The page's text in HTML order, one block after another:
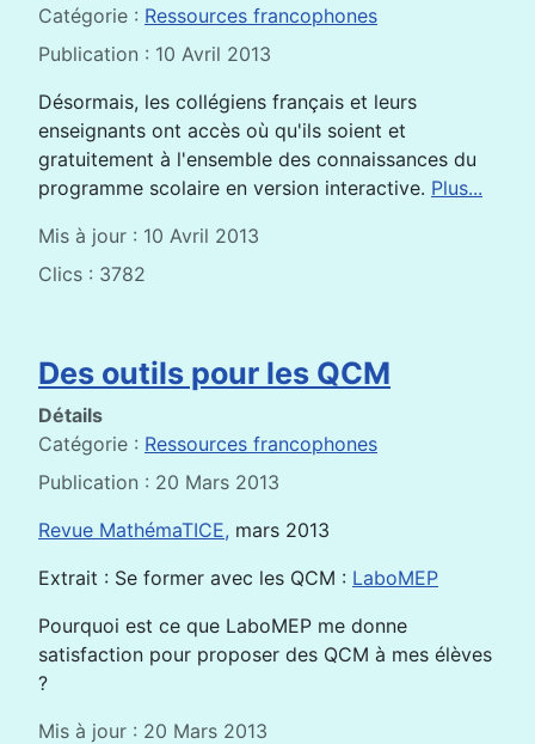
Catégorie : Ressources francophones
Publication : 10 Avril 2013
Désormais, les collégiens français et leurs
enseignants ont accès où qu'ils soient et
gratuitement à l'ensemble des connaissances du
programme scolaire en version interactive. Plus...
Mis à jour : 10 Avril 2013
Clics : 3782
Des outils pour les QCM
Détails
Catégorie : Ressources francophones
Publication : 20 Mars 2013
Revue MathémaTICE, mars 2013
Extrait : Se former avec les QCM : LaboMEP
Pourquoi est ce que LaboMEP me donne
satisfaction pour proposer des QCM à mes élèves
?
Mis à jour : 20 Mars 2013